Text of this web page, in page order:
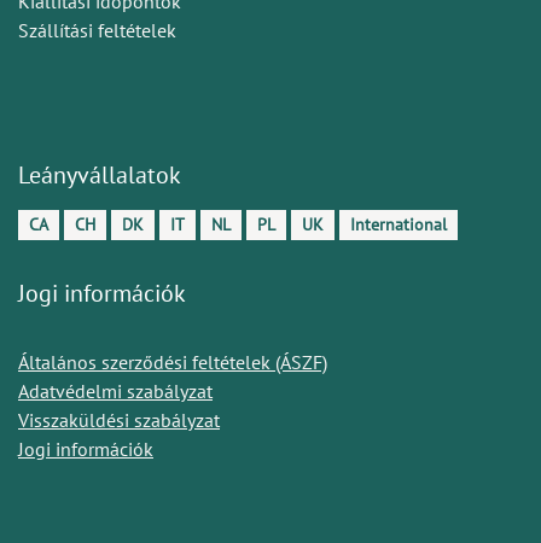
Szállítási feltételek
Leányvállalatok
CA CH DK IT NL PL UK International
Jogi információk
Általános szerződési feltételek (ÁSZF)
Adatvédelmi szabályzat
Visszaküldési szabályzat
Jogi információk